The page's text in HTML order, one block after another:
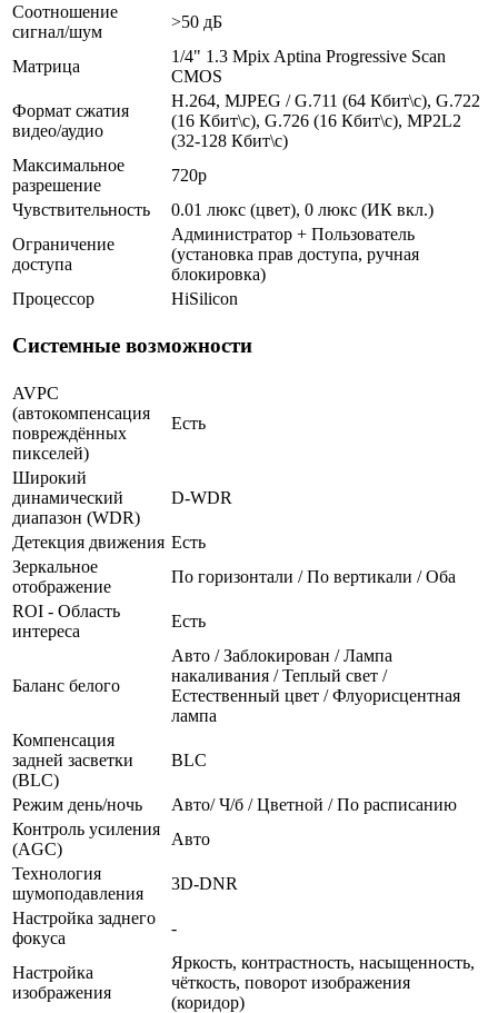
Соотношение
сигнал/шум
>50 дБ
Матрица
1/4" 1.3 Mpix Aptina Progressive Scan
CMOS
Формат сжатия
видео/аудио
H.264, MJPEG / G.711 (64 Кбит\с), G.722
(16 Кбит\с), G.726 (16 Кбит\с), MP2L2
(32-128 Кбит\с)
Максимальное
разрешение
720p
Чувствительность
0.01 люкс (цвет), 0 люкс (ИК вкл.)
Ограничение
доступа
Администратор + Пользователь
(установка прав доступа, ручная
блокировка)
Процессор
HiSilicon
Системные возможности
AVPC
(автокомпенсация
повреждённых
пикселей)
Есть
Широкий
динамический
диапазон (WDR)
D-WDR
Детекция движения Есть
Зеркальное
отображение
По горизонтали / По вертикали / Оба
ROI - Область
интереса
Есть
Баланс белого
Авто / Заблокирован / Лампа
накаливания / Теплый свет /
Естественный цвет / Флуорисцентная
лампа
Компенсация
задней засветки
(BLC)
BLC
Режим день/ночь
Авто/ Ч/б / Цветной / По расписанию
Контроль усиления
(AGC)
Авто
Технология
шумоподавления
3D-DNR
Настройка заднего
фокуса
-
Настройка
изображения
Яркость, контрастность, насыщенность,
чёткость, поворот изображения
(коридор)